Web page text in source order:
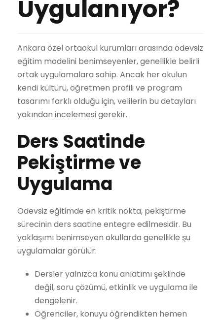
Uygulanıyor?
Ankara özel ortaokul kurumları arasında ödevsiz
eğitim modelini benimseyenler, genellikle belirli
ortak uygulamalara sahip. Ancak her okulun
kendi kültürü, öğretmen profili ve program
tasarımı farklı olduğu için, velilerin bu detayları
yakından incelemesi gerekir.
Ders Saatinde
Pekiştirme ve
Uygulama
Ödevsiz eğitimde en kritik nokta, pekiştirme
sürecinin ders saatine entegre edilmesidir. Bu
yaklaşımı benimseyen okullarda genellikle şu
uygulamalar görülür:
Dersler yalnızca konu anlatımı şeklinde
değil, soru çözümü, etkinlik ve uygulama ile
dengelenir.
Öğrenciler, konuyu öğrendikten hemen